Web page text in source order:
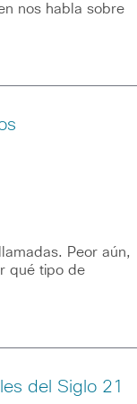
nos habla sobre
Peor aún,
qué tipo de
del Siglo 21